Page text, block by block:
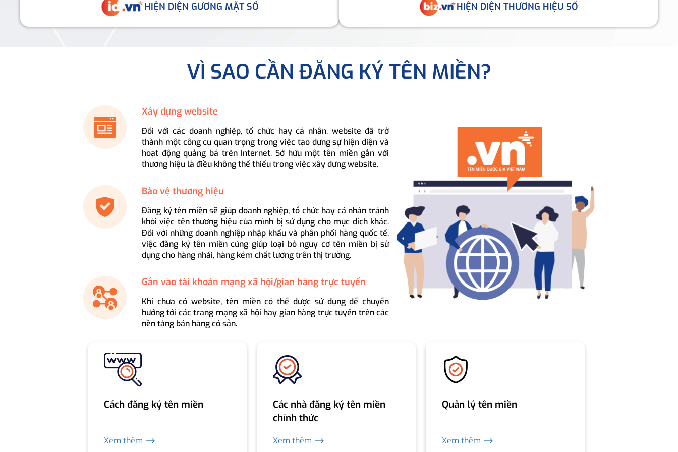
HIỆN DIỆN GƯƠNG MẶT SỐ HIỆN DIỆN THƯƠNG HIỆU SỐ
VÌ SAO CẦN ĐĂNG KÝ TÊN MIỀN?
Xây dựng website
Đối với các doanh nghiệp, tổ chức hay cá nhân, website đã trở
thành một công cụ quan trọng trong việc tạo dựng sự hiện diện và
hoạt động quảng bá trên Internet. Sở hữu một tên miền gắn với
thương hiệu là điều không thể thiếu trong việc xây dựng website.
Bảo vệ thương hiệu
Đăng ký tên miền sẽ giúp doanh nghiệp, tổ chức hay cá nhân tránh
khỏi việc tên thương hiệu của mình bị sử dụng cho mục đích khác.
Đối với những doanh nghiệp nhập khẩu và phân phối hàng quốc tế,
việc đăng ký tên miền cũng giúp loại bỏ nguy cơ tên miền bị sử
dụng cho hàng nhái, hàng kém chất lượng trên thị trường.
Gắn vào tài khoản mạng xã hội/gian hàng trực tuyến
Khi chưa có website, tên miền có thể được sử dụng để chuyển
hướng tới các trang mạng xã hội hay gian hàng trực tuyến trên các
nền tảng bán hàng có sẵn.
Cách đăng ký tên miền
Xem thêm ⟶
Các nhà đăng ký tên miền
chính thức
Xem thêm ⟶
Quản lý tên miền
Xem thêm ⟶